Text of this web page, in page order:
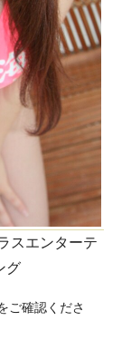
スエンターテ
グ
ご確認くださ